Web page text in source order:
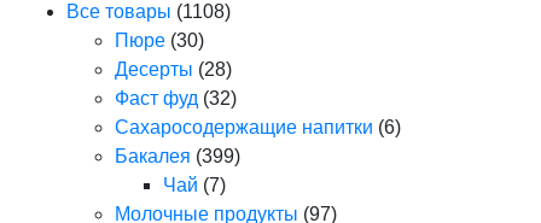
Все товары (1108)
Пюре (30)
Десерты (28)
Фаст фуд (32)
Сахаросодержащие напитки (6)
Бакалея (399)
Чай (7)
Молочные продукты (97)